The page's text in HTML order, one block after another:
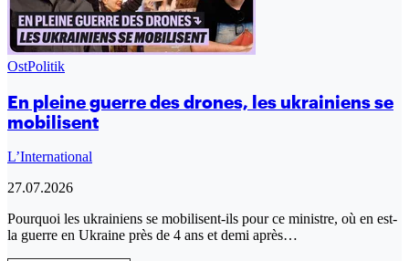
OstPolitik
En pleine guerre des drones, les ukrainiens se
mobilisent
L’International
27.07.2026
Pourquoi les ukrainiens se mobilisent-ils pour ce ministre, où en est-
la guerre en Ukraine près de 4 ans et demi après…